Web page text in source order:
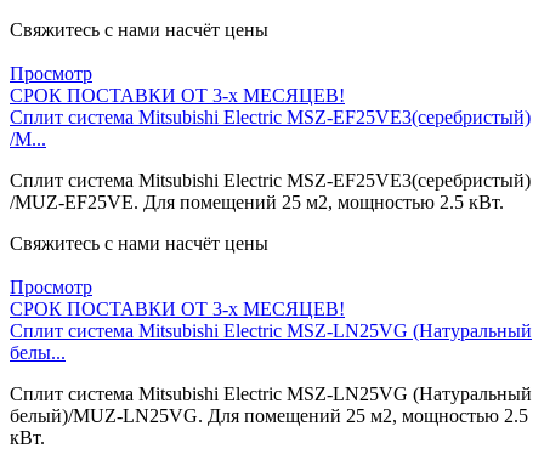
Свяжитесь с нами насчёт цены
Просмотр
СРОК ПОСТАВКИ ОТ 3-х МЕСЯЦЕВ!
Сплит система Mitsubishi Electric MSZ-EF25VE3(серебристый)
/M...
Сплит система Mitsubishi Electric MSZ-EF25VE3(серебристый)
/MUZ-EF25VE. Для помещений 25 м2, мощностью 2.5 кВт.
Свяжитесь с нами насчёт цены
Просмотр
СРОК ПОСТАВКИ ОТ 3-х МЕСЯЦЕВ!
Сплит система Mitsubishi Electric MSZ-LN25VG (Натуральный
белы...
Сплит система Mitsubishi Electric MSZ-LN25VG (Натуральный
белый)/MUZ-LN25VG. Для помещений 25 м2, мощностью 2.5
кВт.